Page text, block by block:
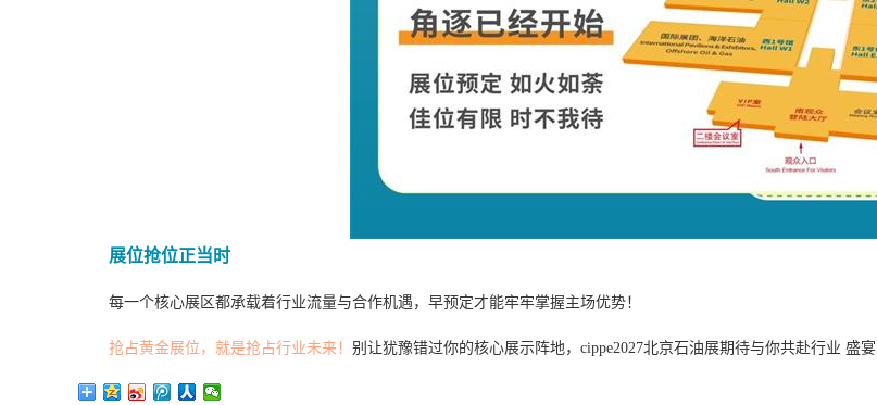
展位抢位正当时
每一个核心展区都承载着行业流量与合作机遇，早预定才能牢牢掌握主场优势！
抢占黄金展位，就是抢占行业未来！ 别让犹豫错过你的核心展示阵地，cippe2027北京石油展期待与你共赴行业 盛宴